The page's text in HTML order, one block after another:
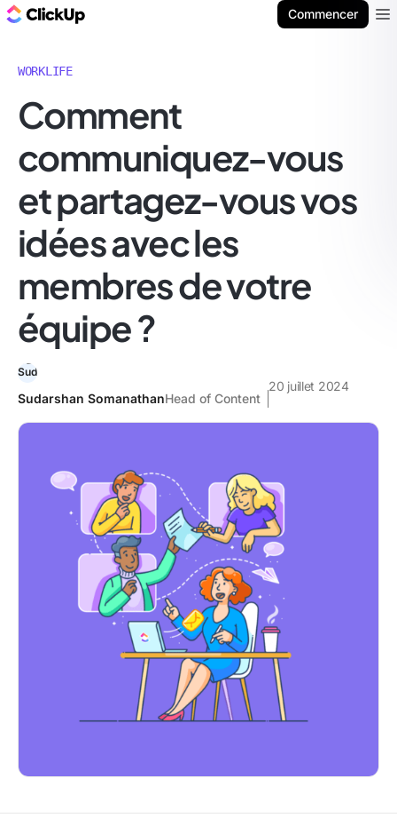
Commencer
WORKLIFE
Comment
communiquez-vous
et partagez-vous vos
idées avec les
membres de votre
équipe ?
Sudarshan SomanathanHead of Content
20 juillet 2024